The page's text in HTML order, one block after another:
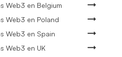
Web3 en Belgium
Web3 en Poland
Web3 en Spain
Web3 en UK